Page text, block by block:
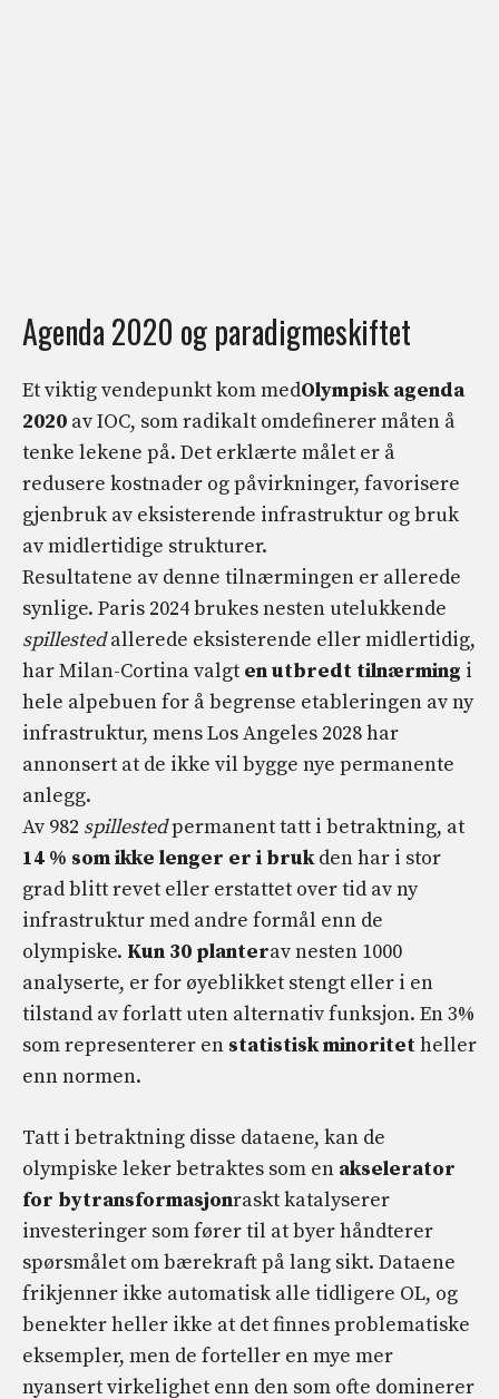
Agenda 2020 og paradigmeskiftet
Et viktig vendepunkt kom medOlympisk agenda
2020 av IOC, som radikalt omdefinerer måten å
tenke lekene på. Det erklærte målet er å
redusere kostnader og påvirkninger, favorisere
gjenbruk av eksisterende infrastruktur og bruk
av midlertidige strukturer.
Resultatene av denne tilnærmingen er allerede
synlige. Paris 2024 brukes nesten utelukkende
spillestedallerede eksisterende eller midlertidig,
har Milan-Cortina valgt en utbredt tilnærming i
hele alpebuen for å begrense etableringen av ny
infrastruktur, mens Los Angeles 2028 har
annonsert at de ikke vil bygge nye permanente
anlegg.
Av 982 spillestedpermanent tatt i betraktning, at
14 % som ikke lenger er i brukden har i stor
grad blitt revet eller erstattet over tid av ny
infrastruktur med andre formål enn de
olympiske. Kun 30 planterav nesten 1000
analyserte, er for øyeblikket stengt eller i en
tilstand av forlatt uten alternativ funksjon. En 3%
som representerer en statistisk minoritetheller
enn normen.
Tatt i betraktning disse dataene, kan de
olympiske leker betraktes som en akselerator
for bytransformasjonraskt katalyserer
investeringer som fører til at byer håndterer
spørsmålet om bærekraft på lang sikt. Dataene
frikjenner ikke automatisk alle tidligere OL, og
benekter heller ikke at det finnes problematiske
eksempler, men de forteller en mye mer
nyansert virkelighet enn den som ofte dominerer